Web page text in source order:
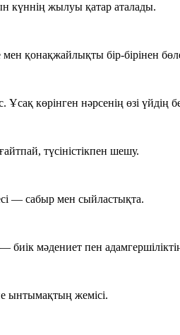
күннің жылуы қатар аталады.
қонақжайлықты бір-бірінен
көрінген нәрсенің өзі үйдің
түсіністікпен шешу.
— сабыр мен сыйластықта.
мәдениет пен адамгершіліктің
ынтымақтың жемісі.